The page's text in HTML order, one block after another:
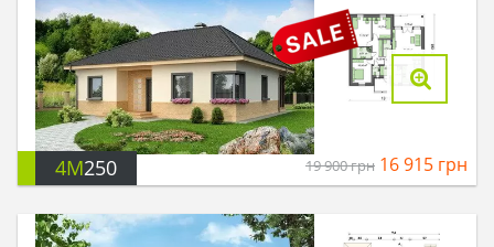
4M250 19 900грн 16 915 грн